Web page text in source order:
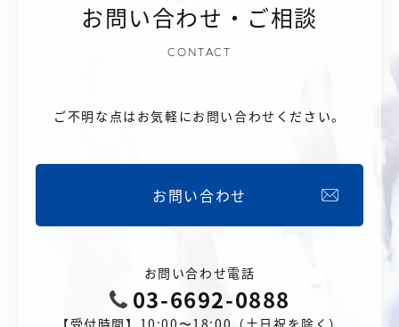
お問い合わせ・ご相談
CONTACT
ご不明な点はお気軽にお問い合わせください。
お問い合わせ
お問い合わせ電話
03-6692-0888
【受付時間】10:00〜18:00（土日祝を除く）